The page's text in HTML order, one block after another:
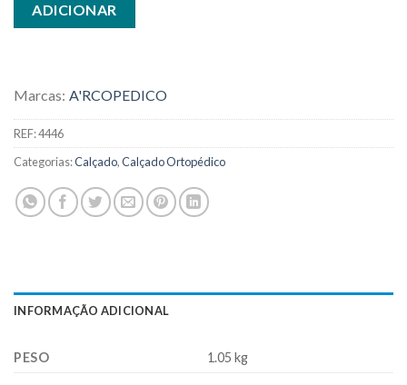
ADICIONAR
Marcas: A'RCOPEDICO
REF:4446
Categorias:Calçado,Calçado Ortopédico
INFORMAÇÃO ADICIONAL
PESO 1.05 kg